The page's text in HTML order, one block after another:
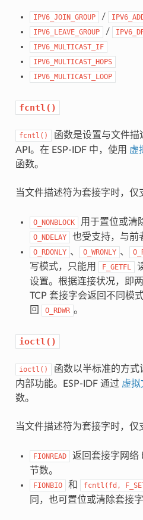
IPV6_JOIN_GROUP /
IPV6_LEAVE_GROUP
/
IPV6_MULTICAST_IF
IPV6_MULTICAST_HOPS
IPV6_MULTICAST_LOOP
fcntl()
fcntl()
函数是设置与文件描
API。在 ESP-IDF 中，使用 虚
函数。
当文件描述符为套接字时，仅
O_NONBLOCK 用于置位或清
O_NDELAY 也受支持，与前
O_RDONLY 、 O_WRONLY 、
写模式，只能用
F_GETFL
设置。根据连接状况，即
TCP 套接字会返回不同模
回
O_RDWR 。
ioctl()
ioctl()
函数以半标准的方式
内部功能。ESP-IDF 通过 虚拟
数。
当文件描述符为套接字时，仅
FIONREAD
返回套接字网络
节数。
FIONBIO 和 fcntl(fd,
同，也可置位或清除套接